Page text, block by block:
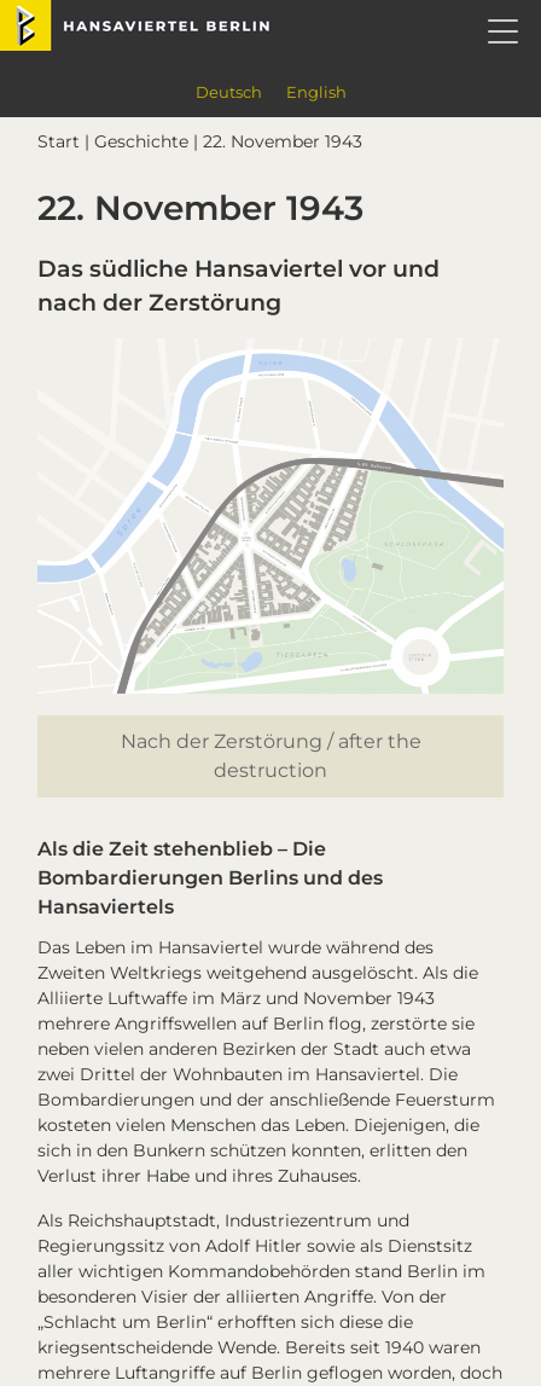
Skip
Skip
Skip
Skip
Deutsch English
Start |Geschichte | 22. November 1943
22. November 1943
Das südliche Hansaviertel vor und
nach der Zerstörung
Nach der Zerstörung / after the
destruction
Als die Zeit stehenblieb – Die
Bombardierungen Berlins und des
Hansaviertels
Das Leben im Hansaviertel wurde während des
Zweiten Weltkriegs weitgehend ausgelöscht. Als die
Alliierte Luftwaffe im März und November 1943
mehrere Angriffswellen auf Berlin flog, zerstörte sie
neben vielen anderen Bezirken der Stadt auch etwa
zwei Drittel der Wohnbauten im Hansaviertel. Die
Bombardierungen und der anschließende Feuersturm
kosteten vielen Menschen das Leben. Diejenigen, die
sich in den Bunkern schützen konnten, erlitten den
Verlust ihrer Habe und ihres Zuhauses.
Als Reichshauptstadt, Industriezentrum und
Regierungssitz von Adolf Hitler sowie als Dienstsitz
aller wichtigen Kommandobehörden stand Berlin im
besonderen Visier der alliierten Angriffe. Von der
„Schlacht um Berlin“ erhofften sich diese die
kriegsentscheidende Wende. Bereits seit 1940 waren
mehrere Luftangriffe auf Berlin geflogen worden, doch